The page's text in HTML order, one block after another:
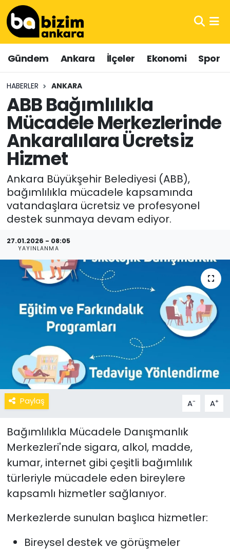
Gündem Ankara İlçeler Ekonomi Spor
HABERLER ANKARA
ABB Bağımlılıkla
Mücadele Merkezlerinde
Ankaralılara Ücretsiz
Hizmet
Ankara Büyükşehir Belediyesi (ABB),
bağımlılıkla mücadele kapsamında
vatandaşlara ücretsiz ve profesyonel
destek sunmaya devam ediyor.
27.01.2026 - 08:05
YAYINLANMA
Paylaş A- A+
Bağımlılıkla Mücadele Danışmanlık
Merkezleri'nde sigara, alkol, madde,
kumar, internet gibi çeşitli bağımlılık
türleriyle mücadele eden bireylere
kapsamlı hizmetler sağlanıyor.
Merkezlerde sunulan başlıca hizmetler:
Bireysel destek ve görüşmeler
Hava Durumu
Trafik Durumu
Süper Lig Puan Durumu ve Fikstür
Tüm Manşetler
Son Dakika Haberleri